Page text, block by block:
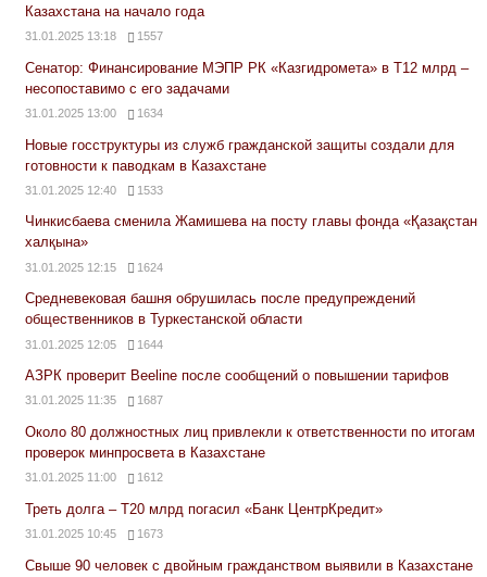
Казахстана на начало года
31.01.2025 13:18 1557
Сенатор: Финансирование МЭПР РК «Казгидромета» в Т12 млрд –
несопоставимо с его задачами
31.01.2025 13:00 1634
Новые госструктуры из служб гражданской защиты создали для
готовности к паводкам в Казахстане
31.01.2025 12:40 1533
Чинкисбаева сменила Жамишева на посту главы фонда «Қазақстан
халқына»
31.01.2025 12:15 1624
Средневековая башня обрушилась после предупреждений
общественников в Туркестанской области
31.01.2025 12:05 1644
АЗРК проверит Beeline после сообщений о повышении тарифов
31.01.2025 11:35 1687
Около 80 должностных лиц привлекли к ответственности по итогам
проверок минпросвета в Казахстане
31.01.2025 11:00 1612
Треть долга – Т20 млрд погасил «Банк ЦентрКредит»
31.01.2025 10:45 1673
Свыше 90 человек с двойным гражданством выявили в Казахстане